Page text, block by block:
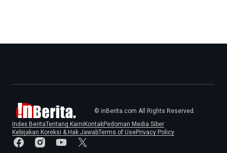
© inBerita.com All Rights Reserved.
Index BeritaTentang Kami KontakPedoman Media Siber
Kebijakan Koreksi & Hak JawabTerms of UsePrivacy Policy